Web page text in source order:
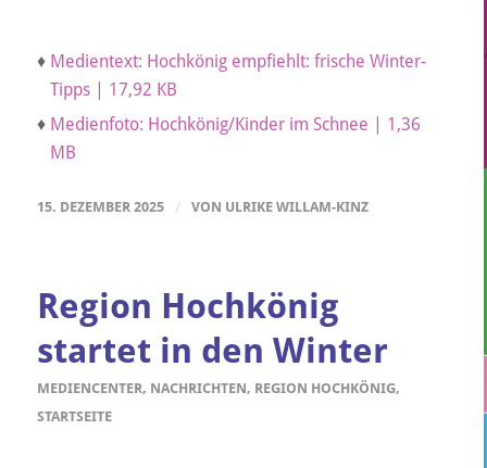
♦ Medientext: Hochkönig empfiehlt: frische Winter-
Tipps | 17,92 KB
♦ Medienfoto: Hochkönig/Kinder im Schnee | 1,36
MB
15. DEZEMBER 2025 / VON ULRIKE WILLAM-KINZ
Region Hochkönig
startet in den Winter
MEDIENCENTER, NACHRICHTEN, REGION HOCHKÖNIG,
STARTSEITE